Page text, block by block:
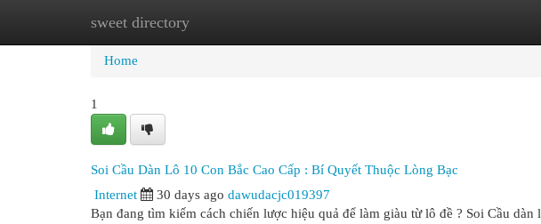
sweet directory
Home New Site Listings
Home
1
Soi Cầu Dàn Lô 10 Con Bắc Cao Cấp : Bí Quyết Thuộc Lòng Bạc
Internet 30 days ago dawudacjc019397
Bạn đang tìm kiếm cách chiến lược hiệu quả để làm giàu từ lô đề ? Soi Cầu